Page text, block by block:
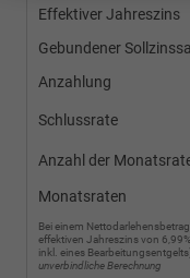
Effektiver Jahreszins
Gebundener
Anzahlung
Schlussrate
Anzahl der
Monatsraten
Bei einem
effektiven Jahreszins von
inkl. eines
unverbindliche Berechnung